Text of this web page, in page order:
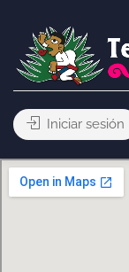
Iniciar sesión